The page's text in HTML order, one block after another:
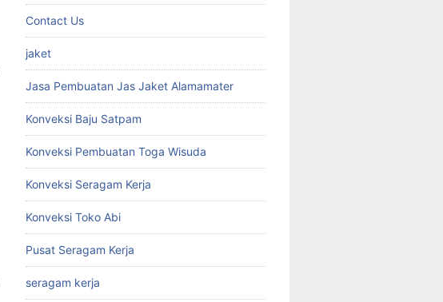
Contact Us
jaket
Jasa Pembuatan Jas Jaket Alamamater
Konveksi Baju Satpam
Konveksi Pembuatan Toga Wisuda
Konveksi Seragam Kerja
Konveksi Toko Abi
Pusat Seragam Kerja
seragam kerja